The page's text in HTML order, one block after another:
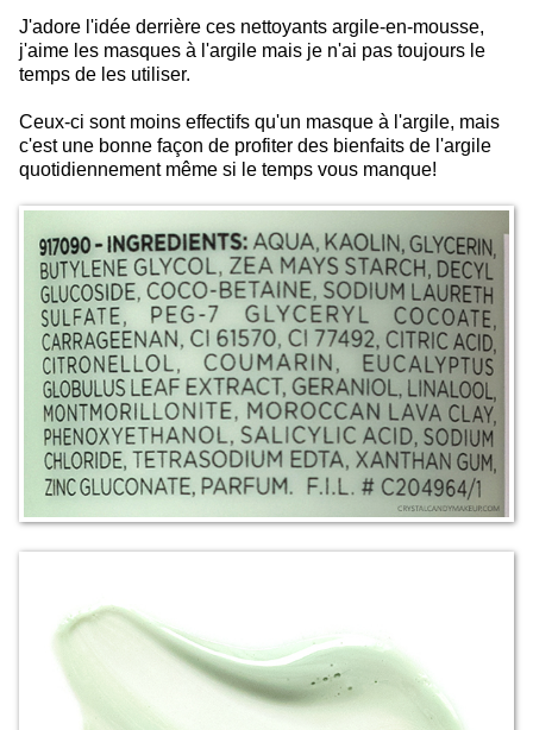
J'adore l'idée derrière ces nettoyants argile-en-mousse,
j'aime les masques à l'argile mais je n'ai pas toujours le
temps de les utiliser.
Ceux-ci sont moins effectifs qu'un masque à l'argile, mais
c'est une bonne façon de profiter des bienfaits de l'argile
quotidiennement même si le temps vous manque!